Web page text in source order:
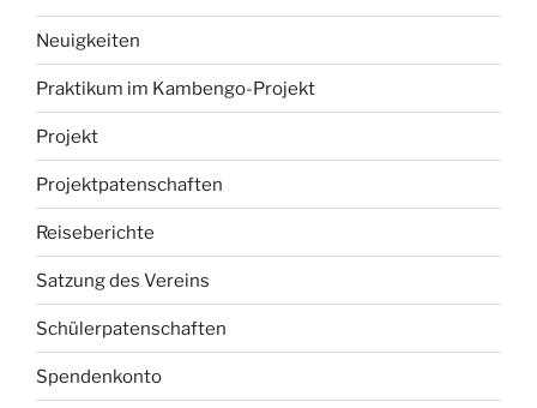
Neuigkeiten
Praktikum im Kambengo-Projekt
Projekt
Projektpatenschaften
Reiseberichte
Satzung des Vereins
Schülerpatenschaften
Spendenkonto